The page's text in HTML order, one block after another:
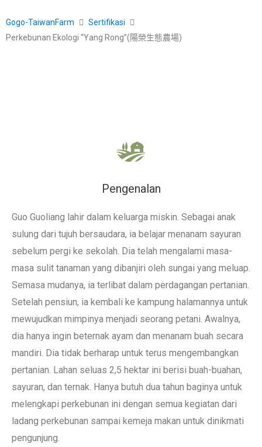
Gogo-TaiwanFarm
Sertifikasi
Perkebunan Ekologi “Yang Rong”(陽榮生態農場)
Pengenalan
Guo Guoliang lahir dalam keluarga miskin. Sebagai anak
sulung dari tujuh bersaudara, ia belajar menanam sayuran
sebelum pergi ke sekolah. Dia telah mengalami masa-
masa sulit tanaman yang dibanjiri oleh sungai yang meluap.
Semasa mudanya, ia terlibat dalam perdagangan pertanian.
Setelah pensiun, ia kembali ke kampung halamannya untuk
mewujudkan mimpinya menjadi seorang petani. Awalnya,
dia hanya ingin beternak ayam dan menanam buah secara
mandiri. Dia tidak berharap untuk terus mengembangkan
pertanian. Lahan seluas 2,5 hektar ini berisi buah-buahan,
sayuran, dan ternak. Hanya butuh dua tahun baginya untuk
melengkapi perkebunan ini dengan semua kegiatan dari
ladang perkebunan sampai kemeja makan untuk dinikmati
pengunjung.